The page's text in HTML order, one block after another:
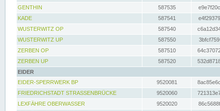
GENTHIN
587535
KADE
587541
WUSTERWITZ OP
587540
WUSTERWITZ UP
587550
ZERBEN OP
587510
ZERBEN UP
587520
EIDER
EIDER-SPERRWERK BP
9520081
FRIEDRICHSTADT STRASSENBRÜCKE
9520060
LEXFÄHRE OBERWASSER
9520020